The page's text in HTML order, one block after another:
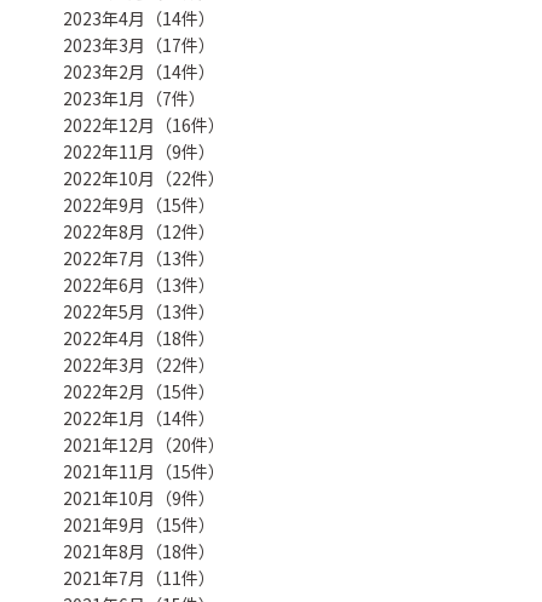
2023年4月（14件）
2023年3月（17件）
2023年2月（14件）
2023年1月（7件）
2022年12月（16件）
2022年11月（9件）
2022年10月（22件）
2022年9月（15件）
2022年8月（12件）
2022年7月（13件）
2022年6月（13件）
2022年5月（13件）
2022年4月（18件）
2022年3月（22件）
2022年2月（15件）
2022年1月（14件）
2021年12月（20件）
2021年11月（15件）
2021年10月（9件）
2021年9月（15件）
2021年8月（18件）
2021年7月（11件）